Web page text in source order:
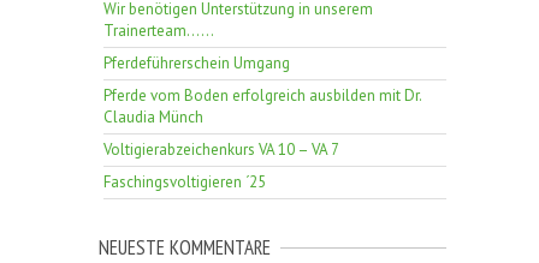
Wir benötigen Unterstützung in unserem
Trainerteam……
Pferdeführerschein Umgang
Pferde vom Boden erfolgreich ausbilden mit Dr.
Claudia Münch
Voltigierabzeichenkurs VA 10 – VA 7
Faschingsvoltigieren ´25
NEUESTE KOMMENTARE